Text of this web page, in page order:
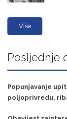
Više
Posljednje
Popunjavanje
poljoprivredu,